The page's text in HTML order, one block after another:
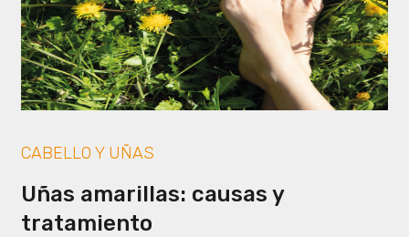
CABELLO Y UÑAS
Uñas amarillas: causas y
tratamiento